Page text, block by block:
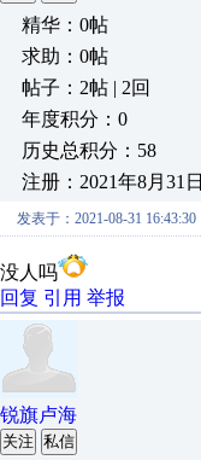
精华：0帖
求助：0帖
帖子：2帖 | 2回
年度积分：0
历史总积分：58
注册：2021年8月31日
发表于：2021-08-31 16:43:30
没人吗
回复 引用 举报
锐旗卢海
关注 私信